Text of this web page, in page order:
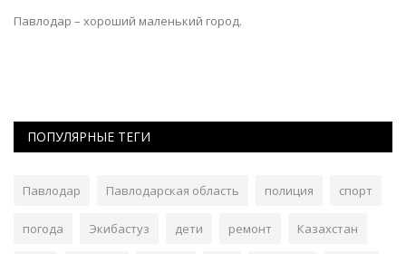
Павлодар – хороший маленький город.
ПОПУЛЯРНЫЕ ТЕГИ
Павлодар Павлодарская область полиция спорт
погода Экибастуз дети ремонт Казахстан